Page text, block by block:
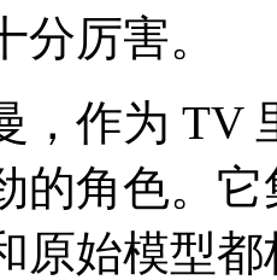
分厉害。
，作为 TV
的角色。
原始模型